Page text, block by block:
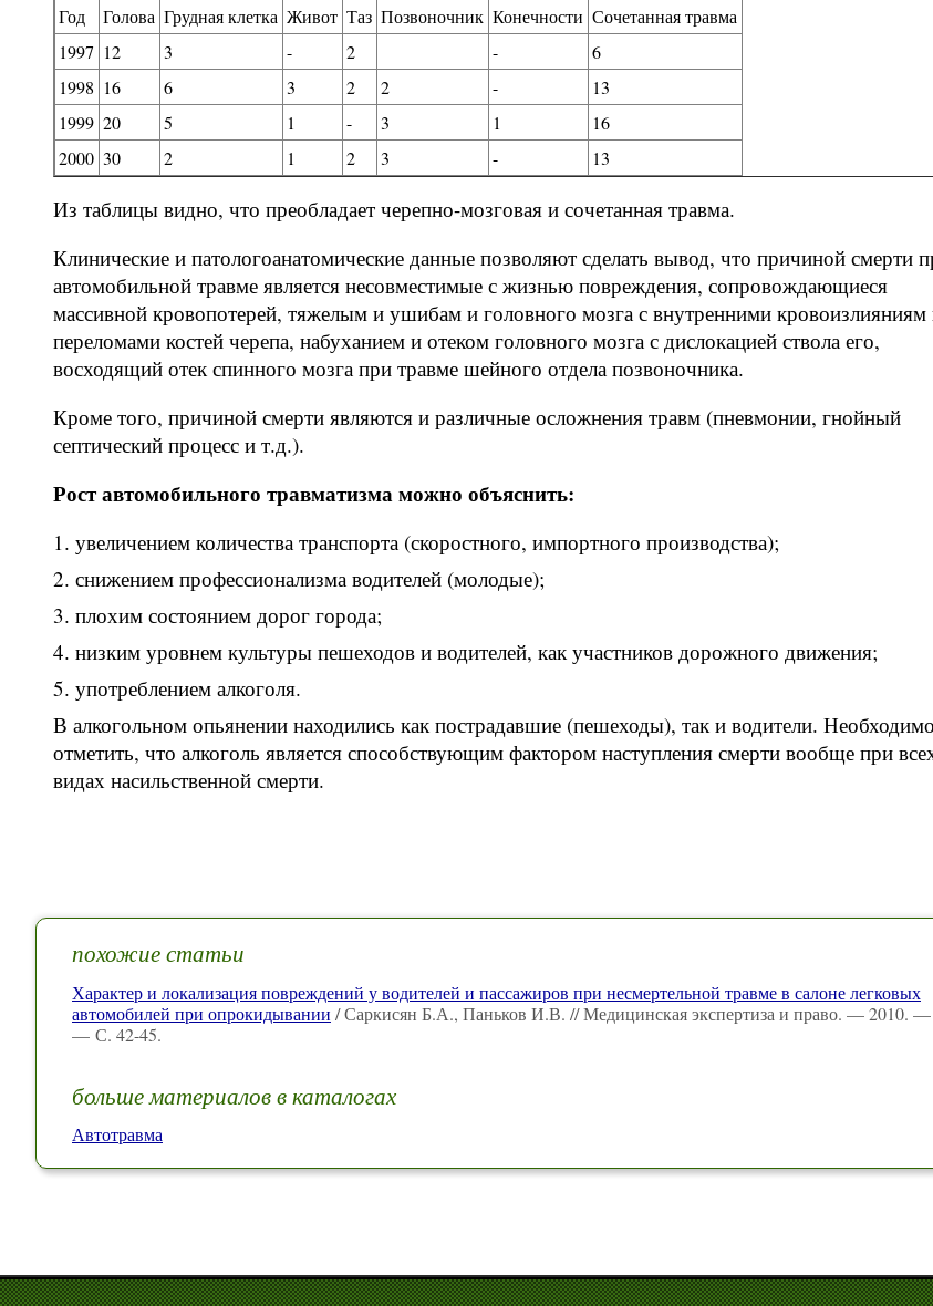
Год Голова Грудная клетка Живот Таз Позвоночник Конечности Сочетанная травма
1997 12 3 - 2 -
6
1998 16 6 3 2 2 -
13
1999 20 5 1 - 3 1
16
2000 30 2 1 2 3 - 13
Из таблицы видно, что преобладает черепно-мозговая и сочетанная травма.
Клинические и патологоанатомические данные позволяют сделать вывод, что причиной смерти
автомобильной травме является несовместимые с жизнью повреждения, сопровождающиеся
массивной кровопотерей, тяжелым и ушибам и головного мозга с внутренними кровоизлияниям
переломами костей черепа, набуханием и отеком головного мозга с дислокацией ствола его,
восходящий отек спинного мозга при травме шейного отдела позвоночника.
Кроме того, причиной смерти являются и различные осложнения травм (пневмонии, гнойный
септический процесс и т.д.).
Рост автомобильного травматизма можно объяснить:
увеличением количества транспорта (скоростного, импортного производства);
снижением профессионализма водителей (молодые);
плохим состоянием дорог города;
низким уровнем культуры пешеходов и водителей, как участников дорожного движения;
употреблением алкоголя.
В алкогольном опьянении находились как пострадавшие (пешеходы), так и водители. Необходимо
отметить, что алкоголь является способствующим фактором наступления смерти вообще при
видах насильственной смерти.
похожие статьи
Характер и локализация повреждений у водителей и пассажиров при несмертельной травме в салоне легковых
автомобилей при опрокидывании / Саркисян Б.А., Паньков И.В. // Медицинская экспертиза и право. — 2010.
— С. 42-45.
больше материалов в каталогах
Автотравма